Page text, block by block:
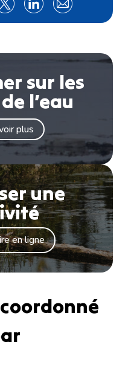
sur les
l’eau
plus
une
en ligne